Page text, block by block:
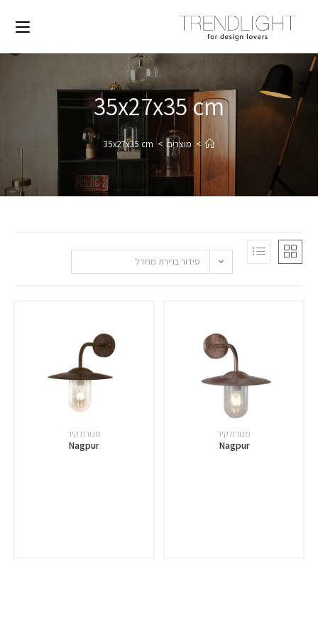
35x27x35 cm
> מוצרים >
35x27x35 cm
סידור ברירת מחדל
מנורת קיר
Nagpur
מנורת קיר
Nagpur